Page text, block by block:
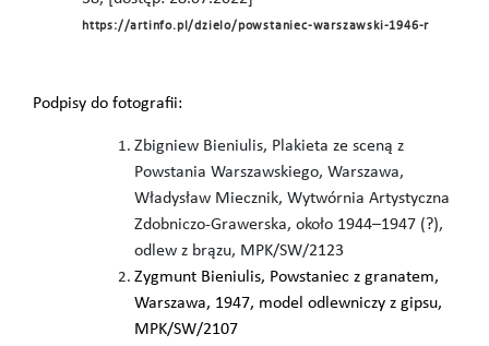
https://artinfo.pl/dzielo/powstaniec-warszawski-1946-r
Podpisy do fotografii:
Zbigniew Bieniulis, Plakieta ze sceną z
Powstania Warszawskiego, Warszawa,
Władysław Miecznik, Wytwórnia Artystyczna
Zdobniczo-Grawerska, około 1944–1947 (?),
odlew z brązu, MPK/SW/2123
Zygmunt Bieniulis, Powstaniec z granatem,
Warszawa, 1947, model odlewniczy z gipsu,
MPK/SW/2107